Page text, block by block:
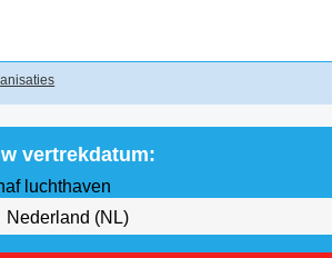
vertrekdatum:
luchthaven